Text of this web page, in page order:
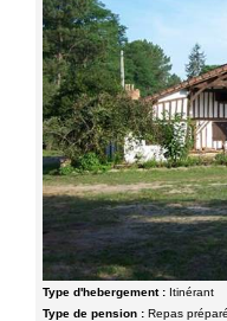
Type d'hebergement : Itinérant
Type de pension : Repas